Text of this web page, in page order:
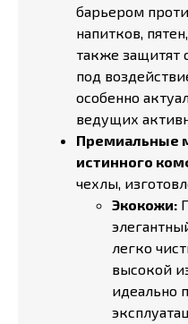
барьером
напитков,
также защитят
под
особенно
ведущих
Премиальные
истинного
чехлы,
Экокожи:
легко
высокой
идеально